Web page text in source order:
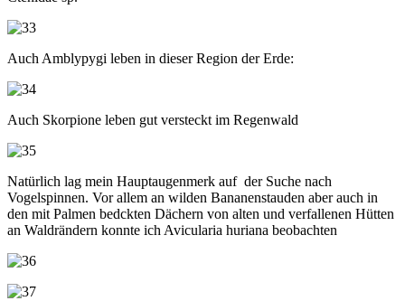
Auch Amblypygi leben in dieser Region der Erde:
Auch Skorpione leben gut versteckt im Regenwald
Natürlich lag mein Hauptaugenmerk auf der Suche nach
Vogelspinnen. Vor allem an wilden Bananenstauden aber auch in
den mit Palmen bedckten Dächern von alten und verfallenen Hütten
an Waldrändern konnte ich Avicularia huriana beobachten